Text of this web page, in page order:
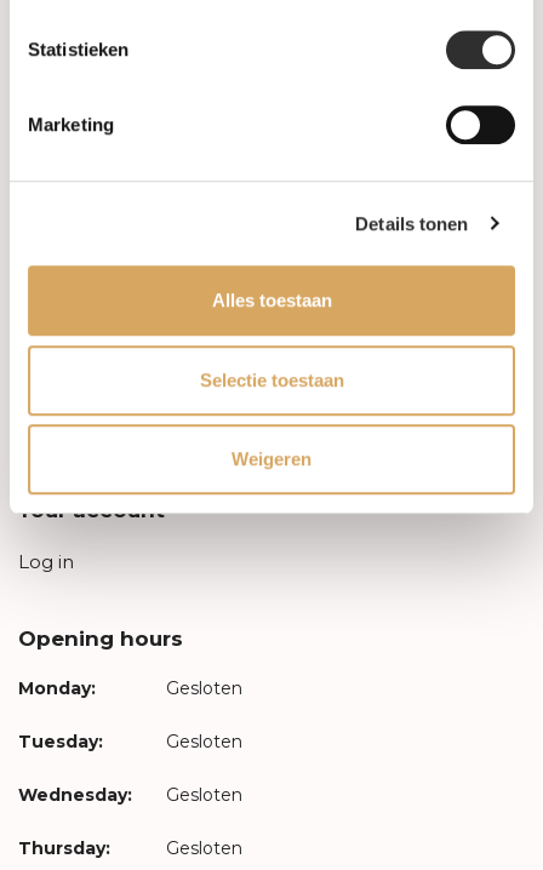
Statistieken
Marketing
Details tonen
Alles toestaan
Selectie toestaan
Weigeren
Leveringsvoorwaarden
Privacy Policy
Your account
Log in
Opening hours
Monday: Gesloten
Tuesday: Gesloten
Wednesday: Gesloten
Thursday: Gesloten